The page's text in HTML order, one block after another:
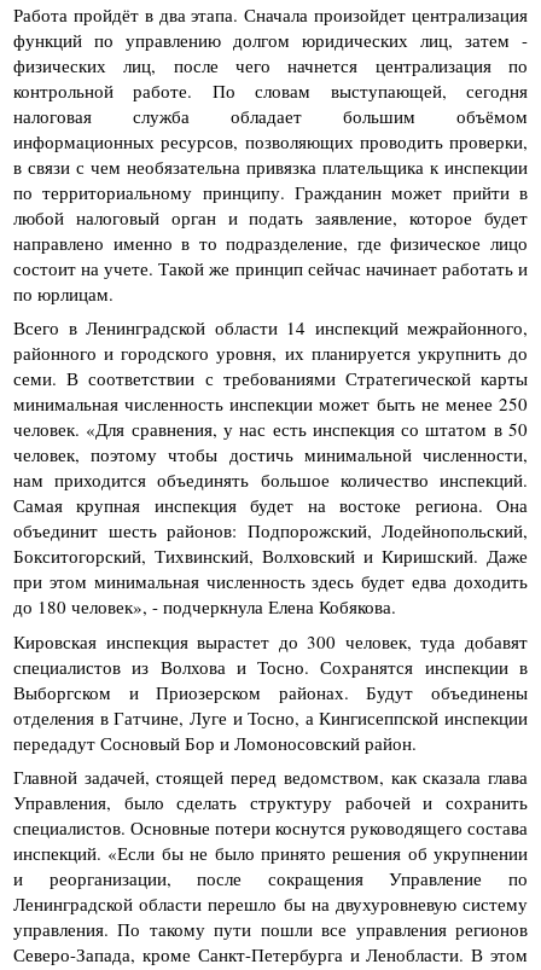
Работа пройдёт в два этапа. Сначала произойдет централизация
функций по управлению долгом юридических лиц, затем -
физических лиц, после чего начнется централизация по
контрольной работе. По словам выступающей, сегодня
налоговая служба обладает большим объёмом
информационных ресурсов, позволяющих проводить проверки,
в связи с чем необязательна привязка плательщика к инспекции
по территориальному принципу. Гражданин может прийти в
любой налоговый орган и подать заявление, которое будет
направлено именно в то подразделение, где физическое лицо
состоит на учете. Такой же принцип сейчас начинает работать и
по юрлицам.
Всего в Ленинградской области 14 инспекций межрайонного,
районного и городского уровня, их планируется укрупнить до
семи. В соответствии с требованиями Стратегической карты
минимальная численность инспекции может быть не менее 250
человек. «Для сравнения, у нас есть инспекция со штатом в 50
человек, поэтому чтобы достичь минимальной численности,
нам приходится объединять большое количество инспекций.
Самая крупная инспекция будет на востоке региона. Она
объединит шесть районов: Подпорожский, Лодейнопольский,
Бокситогорский, Тихвинский, Волховский и Киришский. Даже
при этом минимальная численность здесь будет едва доходить
до 180 человек», - подчеркнула Елена Кобякова.
Кировская инспекция вырастет до 300 человек, туда добавят
специалистов из Волхова и Тосно. Сохранятся инспекции в
Выборгском и Приозерском районах. Будут объединены
отделения в Гатчине, Луге и Тосно, а Кингисеппской инспекции
передадут Сосновый Бор и Ломоносовский район.
Главной задачей, стоящей перед ведомством, как сказала глава
Управления, было сделать структуру рабочей и сохранить
специалистов. Основные потери коснутся руководящего состава
инспекций. «Если бы не было принято решения об укрупнении
и реорганизации, после сокращения Управление по
Ленинградской области перешло бы на двухуровневую систему
управления. По такому пути пошли все управления регионов
Северо-Запада, кроме Санкт-Петербурга и Ленобласти. В этом